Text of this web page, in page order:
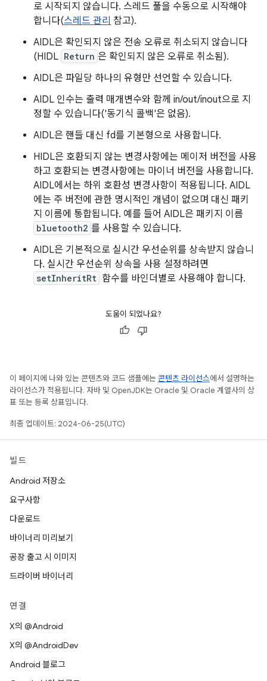
로 시작되지 않습니다. 스레드 풀을 수동으로 시작해야
합니다(스레드 관리 참고).
AIDL은 확인되지 않은 전송 오류로 취소되지 않습니다
(HIDL Return 은 확인되지 않은 오류로 취소됨).
AIDL은 파일당 하나의 유형만 선언할 수 있습니다.
AIDL 인수는 출력 매개변수와 함께 in/out/inout으로 지
정할 수 있습니다('동기식 콜백'은 없음).
AIDL은 핸들 대신 fd를 기본형으로 사용합니다.
HIDL은 호환되지 않는 변경사항에는 메이저 버전을 사용
하고 호환되는 변경사항에는 마이너 버전을 사용합니다.
AIDL에서는 하위 호환성 변경사항이 적용됩니다. AIDL
에는 주 버전에 관한 명시적인 개념이 없으며 대신 패키
지 이름에 통합됩니다. 예를 들어 AIDL은 패키지 이름
bluetooth2 를 사용할 수 있습니다.
AIDL은 기본적으로 실시간 우선순위를 상속받지 않습니
다. 실시간 우선순위 상속을 사용 설정하려면
setInheritRt 함수를 바인더별로 사용해야 합니다.
도움이 되었나요?
이 페이지에 나와 있는 콘텐츠와 코드 샘플에는 콘텐츠 라이선스에서 설명하는
라이선스가 적용됩니다. 자바 및 OpenJDK는 Oracle 및 Oracle 계열사의 상
표 또는 등록 상표입니다.
최종 업데이트: 2024-06-25(UTC)
빌드
Android 저장소
요구사항
다운로드
바이너리 미리보기
공장 출고 시 이미지
드라이버 바이너리
연결
X의 @Android
X의 @AndroidDev
Android 블로그